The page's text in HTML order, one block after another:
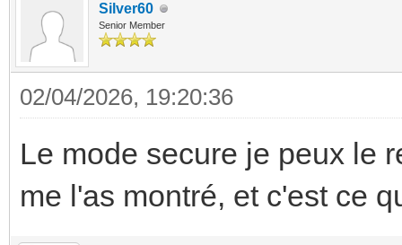
Silver60
Senior Member
02/04/2026, 19:20:36
Le mode secure je peux le
me l'as montré, et c'est ce